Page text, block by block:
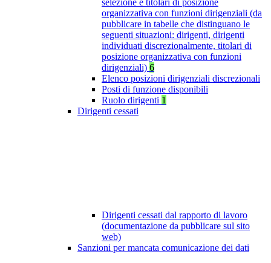
selezione e titolari di posizione
organizzativa con funzioni dirigenziali (da
pubblicare in tabelle che distinguano le
seguenti situazioni: dirigenti, dirigenti
individuati discrezionalmente, titolari di
posizione organizzativa con funzioni
dirigenziali) 6
Elenco posizioni dirigenziali discrezionali
Posti di funzione disponibili
Ruolo dirigenti 1
Dirigenti cessati
Dirigenti cessati dal rapporto di lavoro
(documentazione da pubblicare sul sito
web)
Sanzioni per mancata comunicazione dei dati